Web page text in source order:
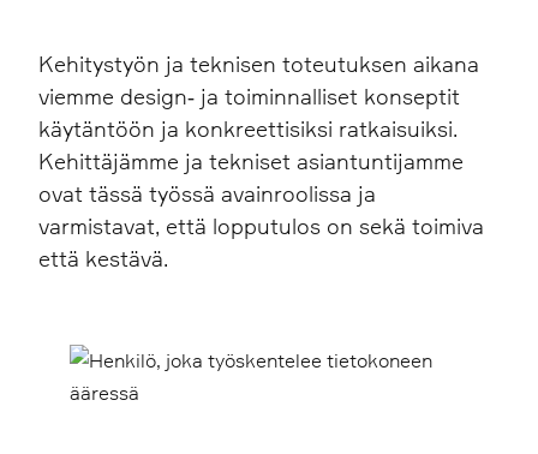
Kehitystyön ja teknisen toteutuksen aikana
viemme design‑ ja toiminnalliset konseptit
käytäntöön ja konkreettisiksi ratkaisuiksi.
Kehittäjämme ja tekniset asiantuntijamme
ovat tässä työssä avainroolissa ja
varmistavat, että lopputulos on sekä toimiva
että kestävä.